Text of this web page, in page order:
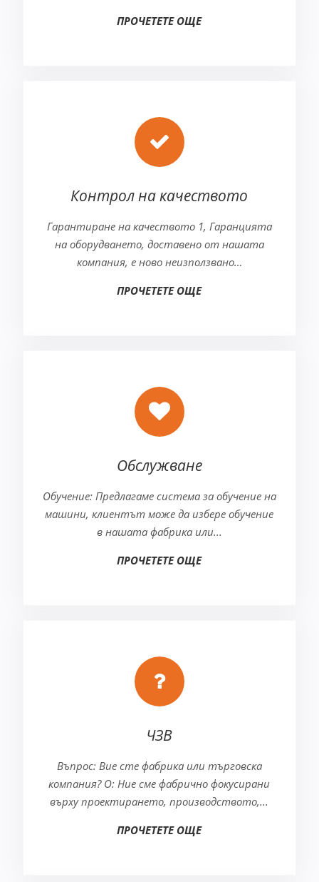
ПРОЧЕТЕТЕ ОЩЕ
Контрол на качеството
Гарантиране на качеството 1, Гаранцията
на оборудването, доставено от нашата
компания, е ново неизползвано…
ПРОЧЕТЕТЕ ОЩЕ
Обслужване
Обучение: Предлагаме система за обучение на
машини, клиентът може да избере обучение
в нашата фабрика или...
ПРОЧЕТЕТЕ ОЩЕ
ЧЗВ
Въпрос: Вие сте фабрика или търговска
компания? О: Ние сме фабрично фокусирани
върху проектирането, производството,...
ПРОЧЕТЕТЕ ОЩЕ